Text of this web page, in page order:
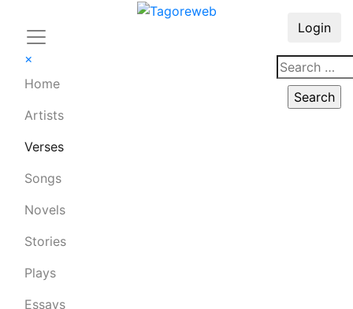
×
Home
Artists
Verses
Songs
Novels
Stories
Plays
Essays
Login